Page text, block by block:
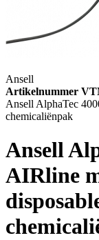
Ansell
Artikelnummer
Ansell AlphaTec
chemicaliënpak
Ansell
AIRline